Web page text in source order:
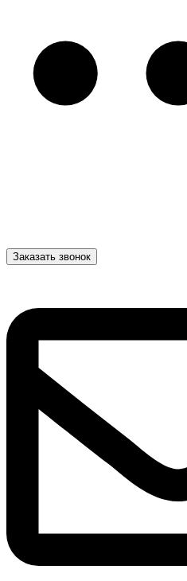
Заказать звонок